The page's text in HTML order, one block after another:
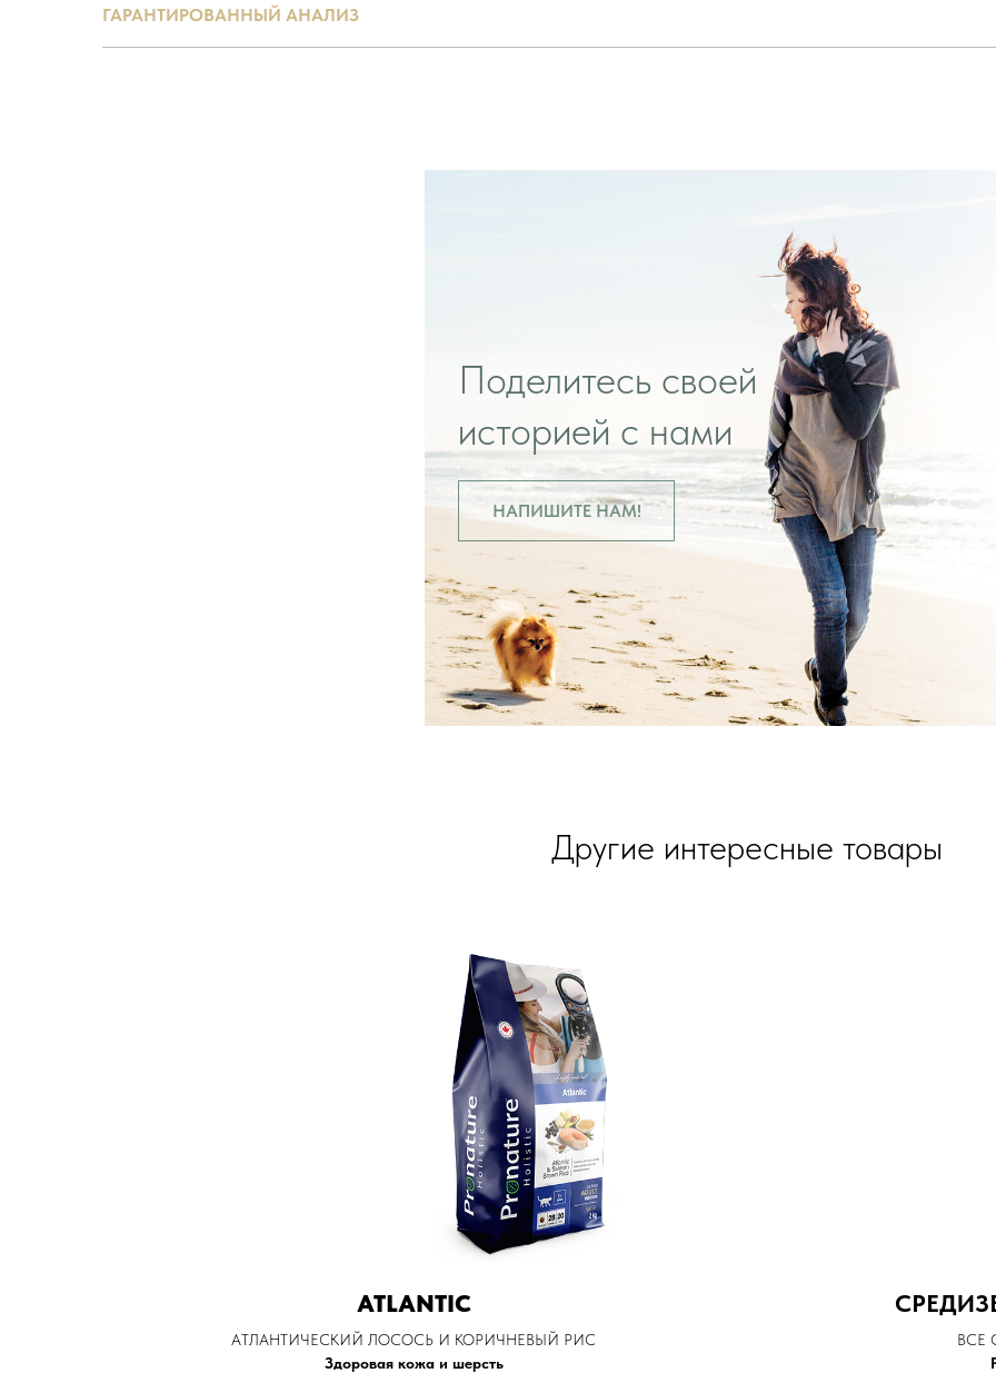
ГАРАНТИРОВАННЫЙ АНАЛИЗ
Поделитесь своей
историей с нами
НАПИШИТЕ НАМ!
Другие интересные товары
ATLANTIC
АТЛАНТИЧЕСКИЙ ЛОСОСЬ И КОРИЧНЕВЫЙ РИС
Здоровая кожа и шерсть
ВСЕ